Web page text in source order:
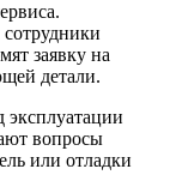
заявку на
детали.
вопросы
или отладки